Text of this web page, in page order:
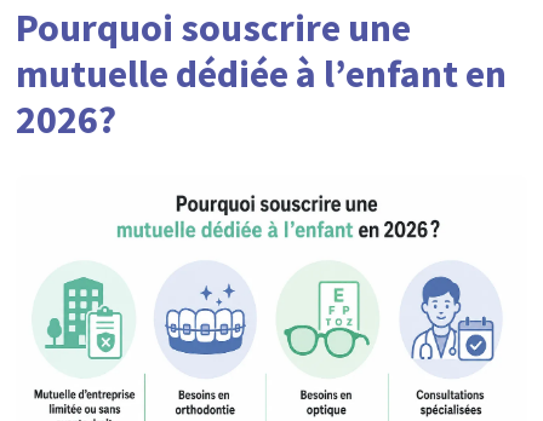
Pourquoi souscrire une
mutuelle dédiée à l’enfant en
2026?